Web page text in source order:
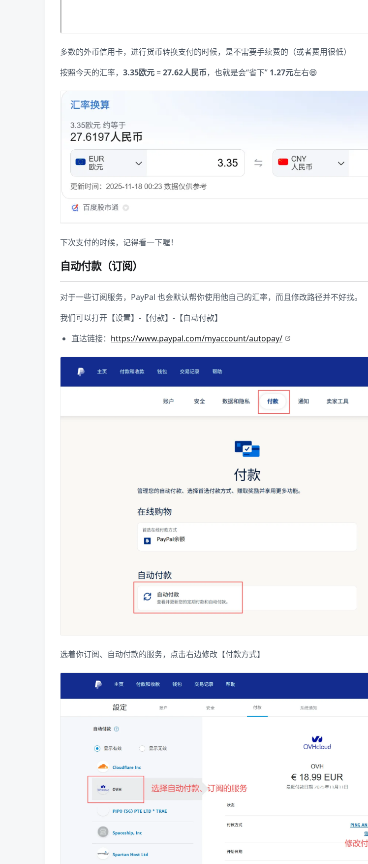
多数的外币信用卡，进行货币转换支付的时候，是不需要手续费的（或者费用很低）
按照今天的汇率， 3.35欧元 =27.62人民币，也就是会“省下” 1.27元左右😄
下次支付的时候，记得看一下喔！
自动付款（订阅）
对于一些订阅服务，PayPal 也会默认帮你使用他自己的汇率，而且修改路径并不好找。
我们可以打开【设置】-【付款】-【自动付款】
直达链接： https://www.paypal.com/myaccount/autopay/
选着你订阅、自动付款的服务，点击右边修改【付款方式】